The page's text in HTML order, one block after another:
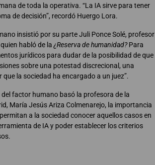
de toda la operativa. “La IA sirve para tener
de decisión”, recordó Huergo Lora.
insistió por su parte Juli Ponce Solé, profesor
habló de la¿Reserva de humanidad?Para
jurídicos para dudar de la posibilidad de que
sobre una potestad discrecional, una
la sociedad ha encargado a un juez”.
factor humano basó la profesora de la
María Jesús Ariza Colmenarejo, la importancia
a la sociedad conocer aquellos casos en
de IA y poder establecer los criterios